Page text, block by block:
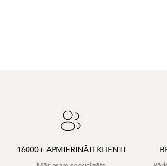
16000+ APMIERINĀTI KLIENTI